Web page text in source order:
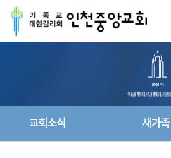
교회소식 새가족